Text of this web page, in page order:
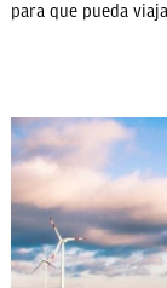
para que pueda